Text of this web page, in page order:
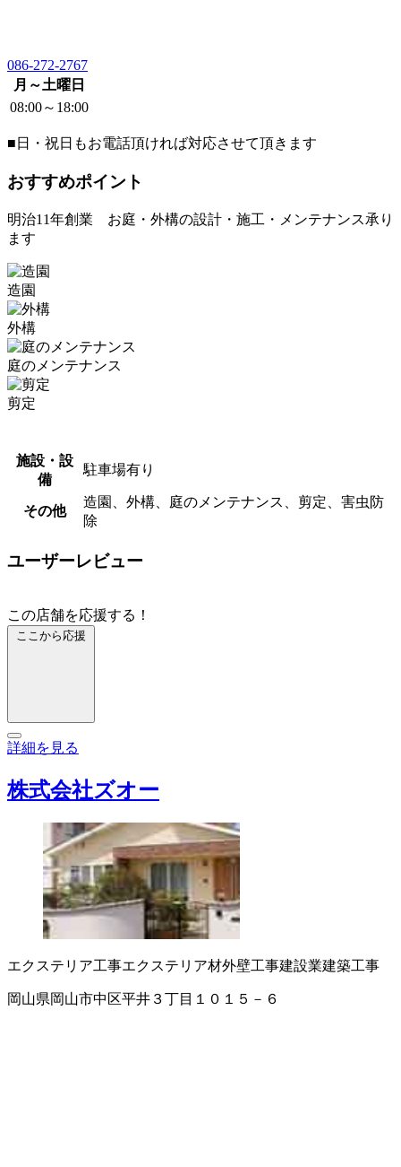
086-272-2767
月～土曜日
08:00～18:00
■日・祝日もお電話頂ければ対応させて頂きます
おすすめポイント
明治11年創業 お庭・外構の設計・施工・メンテナンス承り
ます
造園
外構
庭のメンテナンス
剪定
施設・設
備
駐車場有り
その他
造園、外構、庭のメンテナンス、剪定、害虫防
除
ユーザーレビュー
この店舗を応援する！
ここから応援
詳細を見る
株式会社ズオー
エクステリア工事エクステリア材外壁工事建設業建築工事
岡山県岡山市中区平井３丁目１０１５－６